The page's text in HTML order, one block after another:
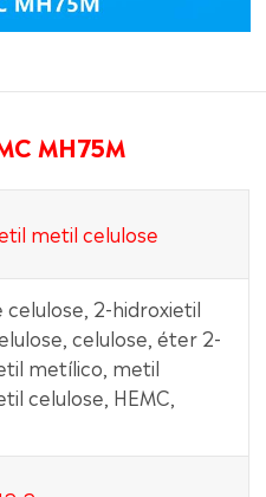
MH75M
metil celulose
celulose, 2-hidroxietil
celulose, éter 2-
metílico, metil
celulose, HEMC,